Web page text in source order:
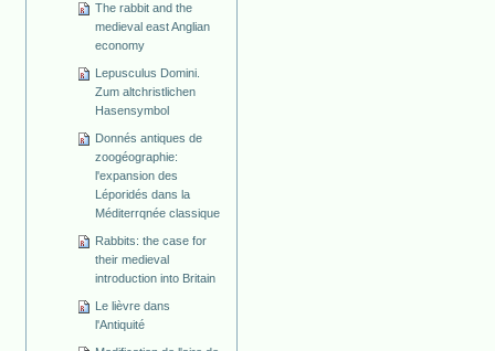
The rabbit and the
medieval east Anglian
economy
Lepusculus Domini.
Zum altchristlichen
Hasensymbol
Donnés antiques de
zoogéographie:
l'expansion des
Léporidés dans la
Méditerrqnée classique
Rabbits: the case for
their medieval
introduction into Britain
Le lièvre dans
l'Antiquité